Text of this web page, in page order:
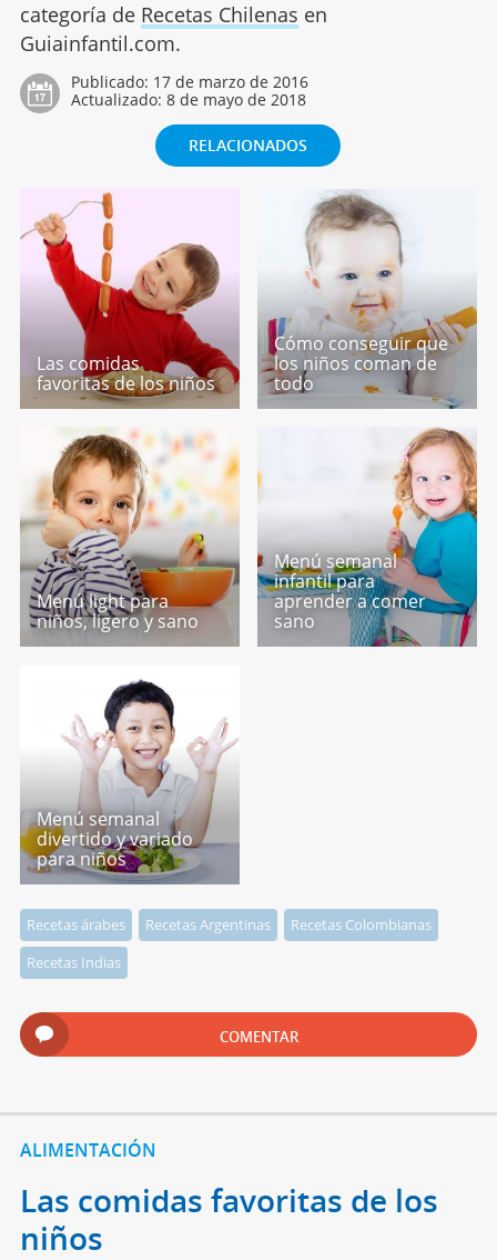
categoría de Recetas Chilenas en
Guiainfantil.com.
Publicado: 17 de marzo de 2016
Actualizado: 8 de mayo de 2018
RELACIONADOS
Las comidas
favoritas de los niños
Cómo conseguir que
los niños coman de
todo
Menú light para
niños, ligero y sano
Menú semanal
infantil para
aprender a comer
sano
Menú semanal
divertido y variado
para niños
Recetas árabes Recetas Argentinas
Recetas Colombianas
Recetas Indias
COMENTAR
ALIMENTACIÓN
Las comidas favoritas de los
niños